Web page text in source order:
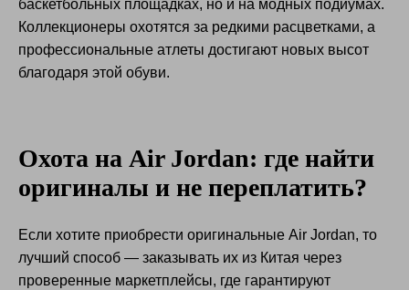
баскетбольных площадках, но и на модных подиумах.
Коллекционеры охотятся за редкими расцветками, а
профессиональные атлеты достигают новых высот
благодаря этой обуви.
Охота на Air Jordan: где найти
оригиналы и не переплатить?
Если хотите приобрести оригинальные Air Jordan, то
лучший способ — заказывать их из Китая через
проверенные маркетплейсы, где гарантируют
Служба поддержки
График работы (по Мск)
04:00 - 21:00
Email:hello@raketacn.ru
TG:@raketacn_support_bot